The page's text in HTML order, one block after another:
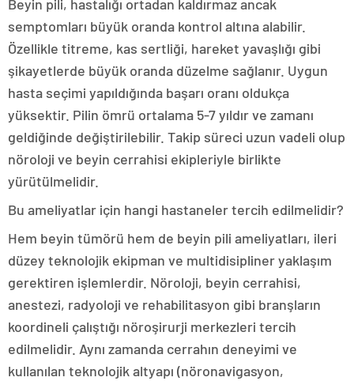
Beyin pili, hastalığı ortadan kaldırmaz ancak
semptomları büyük oranda kontrol altına alabilir.
Özellikle titreme, kas sertliği, hareket yavaşlığı gibi
şikayetlerde büyük oranda düzelme sağlanır. Uygun
hasta seçimi yapıldığında başarı oranı oldukça
yüksektir. Pilin ömrü ortalama 5-7 yıldır ve zamanı
geldiğinde değiştirilebilir. Takip süreci uzun vadeli olup
nöroloji ve beyin cerrahisi ekipleriyle birlikte
yürütülmelidir.
Bu ameliyatlar için hangi hastaneler tercih edilmelidir?
Hem beyin tümörü hem de beyin pili ameliyatları, ileri
düzey teknolojik ekipman ve multidisipliner yaklaşım
gerektiren işlemlerdir. Nöroloji, beyin cerrahisi,
anestezi, radyoloji ve rehabilitasyon gibi branşların
koordineli çalıştığı nöroşirurji merkezleri tercih
edilmelidir. Aynı zamanda cerrahın deneyimi ve
kullanılan teknolojik altyapı (nöronavigasyon,